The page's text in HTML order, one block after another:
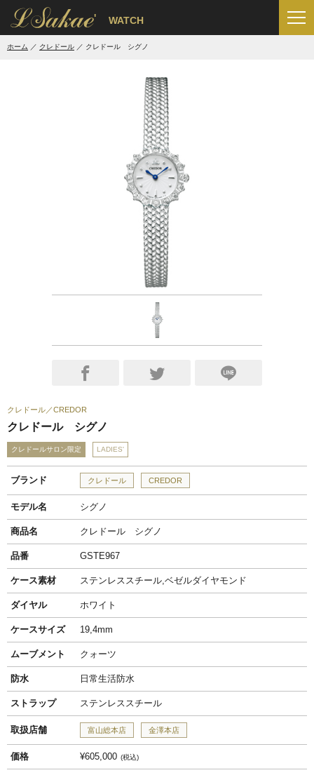
' WATCH
ホーム クレドール クレドール シグノ
クレドール CREDOR
クレドール シグノ
クレドールサロン限定 LADIES'
ブランド クレドール CREDOR
モデル名 シグノ
商品名 クレドール シグノ
品番 GSTE967
ケース素材 ステンレススチール,ベゼルダイヤモンド
ダイヤル ホワイト
ケースサイズ 19,4mm
ムーブメント クォーツ
防水 日常生活防水
ストラップ ステンレススチール
取扱店舗 富山総本店 金澤本店
価格 ¥605,000 税込